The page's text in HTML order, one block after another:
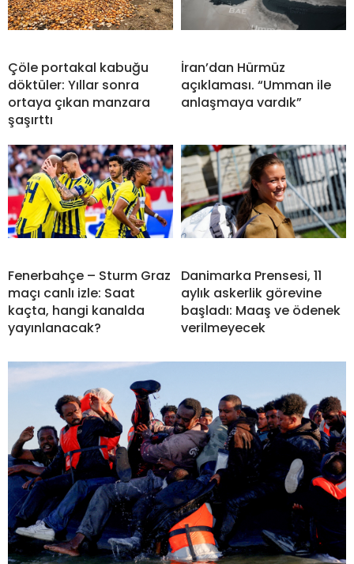
Çöle portakal kabuğu
döktüler: Yıllar sonra
ortaya çıkan manzara
şaşırttı
İran’dan Hürmüz
açıklaması. “Umman ile
anlaşmaya vardık”
Fenerbahçe – Sturm Graz
maçı canlı izle: Saat
kaçta, hangi kanalda
yayınlanacak?
Danimarka Prensesi, 11
aylık askerlik görevine
başladı: Maaş ve ödenek
verilmeyecek